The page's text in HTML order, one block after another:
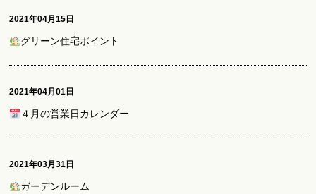
2021年04月15日
グリーン住宅ポイント
2021年04月01日
４月の営業日カレンダー
2021年03月31日
ガーデンルーム